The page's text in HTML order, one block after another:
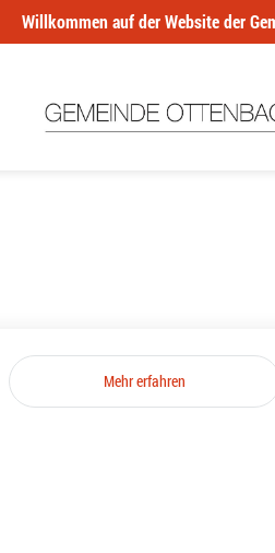
Willkommen auf der Website der
Mehr erfahren